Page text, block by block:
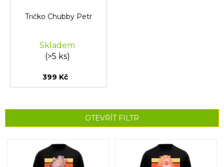
Tričko Chubby Petr
Skladem
(>5 ks)
399 Kč
OTEVŘÍT FILTR